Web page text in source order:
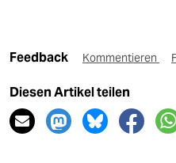
Feedback Kommentieren
Diesen Artikel teilen